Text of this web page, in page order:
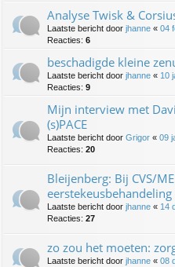
Analyse Twisk &
Laatste bericht door jhanne « 04
Reacties: 6
beschadigde kleine
Laatste bericht door jhanne « 10
Reacties: 9
Mijn interview met
(s)PACE
Laatste bericht door Grigor « 09
Reacties: 20
Bleijenberg: Bij CVS/
eerstekeusbehandeling
Laatste bericht door jhanne « 14
Reacties: 27
zo zou het moeten:
Laatste bericht door jhanne « 08